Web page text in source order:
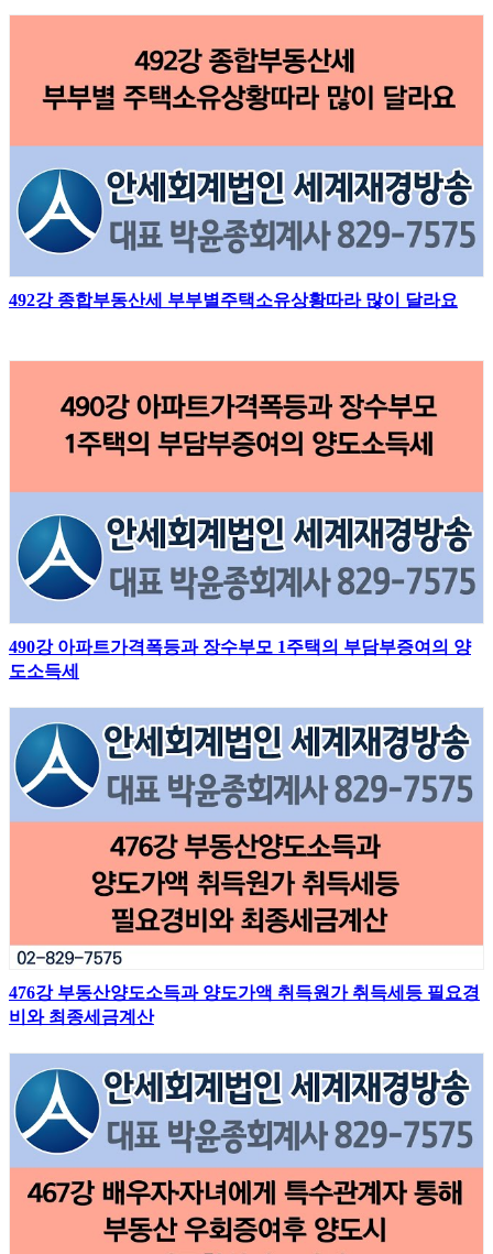
492강 종합부동산세 부부별주택소유상황따라 많이 달라요
490강 아파트가격폭등과 장수부모 1주택의 부담부증여의 양
도소득세
476강 부동산양도소득과 양도가액 취득원가 취득세등 필요경
비와 최종세금계산